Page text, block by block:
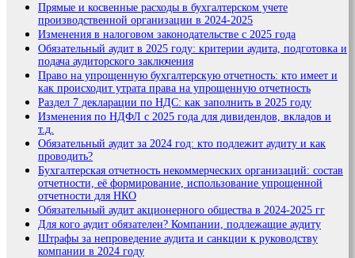
Прямые и косвенные расходы в бухгалтерском учете
производственной организации в 2024-2025
Изменения в налоговом законодательстве с 2025 года
Обязательный аудит в 2025 году: критерии аудита, подготовка и
подача аудиторского заключения
Право на упрощенную бухгалтерскую отчетность: кто имеет и
как происходит утрата права на упрощенную отчетность
Раздел 7 декларации по НДС: как заполнить в 2025 году
Изменения по НДФЛ с 2025 года для дивидендов, вкладов и
т.д.
Обязательный аудит за 2024 год: кто подлежит аудиту и как
проводить?
Бухгалтерская отчетность некоммерческих организаций: состав
отчетности, её формирование, использование упрощенной
отчетности для НКО
Обязательный аудит акционерного общества в 2024-2025 гг
Для кого аудит обязателен? Компании, подлежащие аудиту
Штрафы за непроведение аудита и санкции к руководству
компании в 2024 году